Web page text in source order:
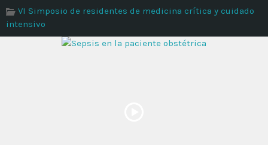
VI Simposio de residentes de medicina crítica y cuidado
intensivo